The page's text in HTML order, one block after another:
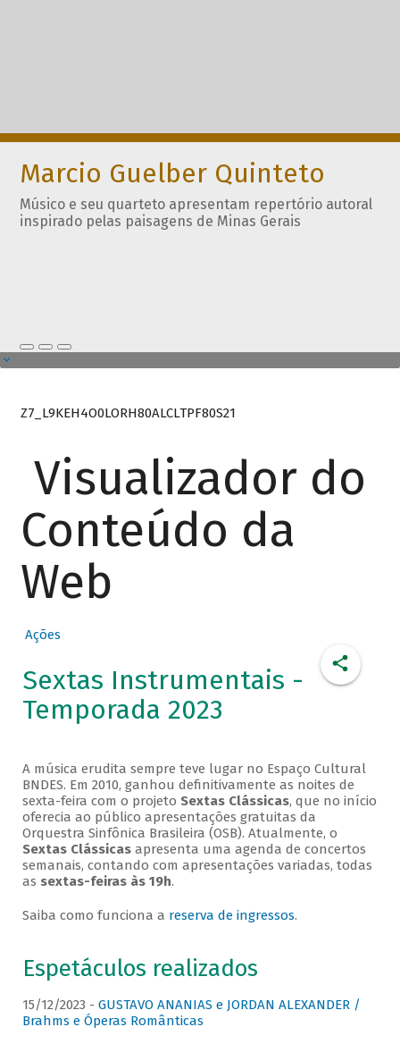
Marcio Guelber Quinteto
Músico e seu quarteto apresentam repertório autoral
inspirado pelas paisagens de Minas Gerais
Z7_L9KEH4O0LORH80ALCLTPF80S21
Visualizador do
Conteúdo da
Web
Ações
Sextas Instrumentais -
Temporada 2023
A música erudita sempre teve lugar no Espaço Cultural
BNDES. Em 2010, ganhou definitivamente as noites de
sexta-feira com o projeto Sextas Clássicas, que no início
oferecia ao público apresentações gratuitas da
Orquestra Sinfônica Brasileira (OSB). Atualmente, o
Sextas Clássicasapresenta uma agenda de concertos
semanais, contando com apresentações variadas, todas
as sextas-feiras às 19h.
Saiba como funciona a reserva de ingressos.
Espetáculos realizados
15/12/2023 - GUSTAVO ANANIAS e JORDAN ALEXANDER /
Brahms e Óperas Românticas